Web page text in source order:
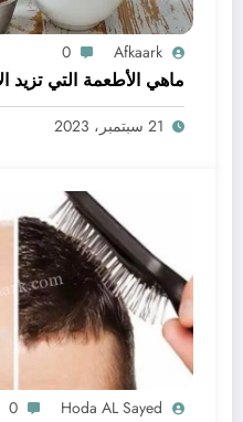
Afkaark
0
ماهي الأطعمة التي تزيد
21 سبتمبر، 2023
Hoda AL Sayed
0